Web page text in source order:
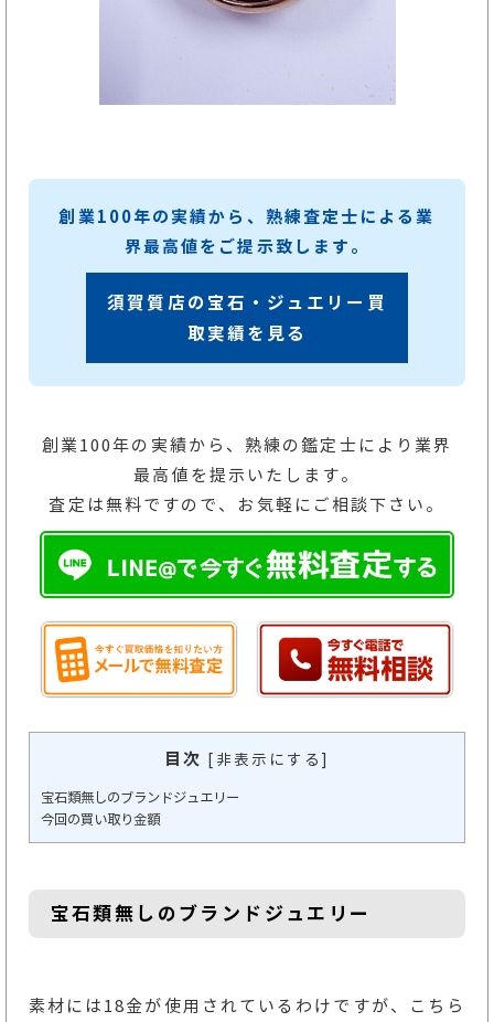
創業100年の実績から、熟練査定士による業
界最高値をご提示致します。
須賀質店の宝石・ジュエリー買
取実績を見る
創業100年の実績から、熟練の鑑定士により業界
最高値を提示いたします。
査定は無料ですので、お気軽にご相談下さい。
目次 [ 非表示にする]
宝石類無しのブランドジュエリー
今回の買い取り金額
宝石類無しのブランドジュエリー
素材には18金が使用されているわけですが、こちら